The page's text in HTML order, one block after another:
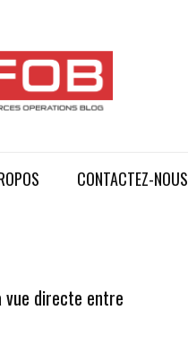
CONTACTEZ-NOUS
vue directe entre